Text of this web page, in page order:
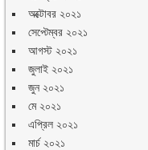
অক্টোবর ২০২১
সেপ্টেম্বর ২০২১
আগস্ট ২০২১
জুলাই ২০২১
জুন ২০২১
মে ২০২১
এপ্রিল ২০২১
মার্চ ২০২১